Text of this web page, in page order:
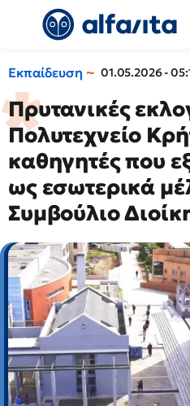
Εκπαίδευση 01.05.2026 -
Πρυτανικές
Πολυτεχνείο
καθηγητές που
ως εσωτερικά
Συμβούλιο